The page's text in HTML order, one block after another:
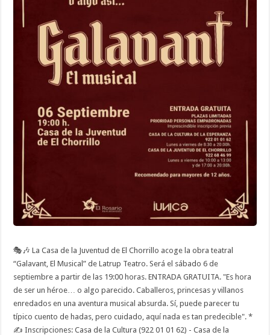
🎭🎶 La Casa de la Juventud de El Chorrillo acoge la obra teatral
“Galavant, El Musical” de Latrup Teatro. Será el sábado 6 de
septiembre a partir de las 19:00 horas. ENTRADA GRATUITA. "Es hora
de ser un héroe… o algo parecido. Caballeros, princesas y villanos
enredados en una aventura musical absurda. Sí, puede parecer tu
típico cuento de hadas, pero cuidado, aquí nada es tan predecible". *
✍️ Inscripciones: Casa de la Cultura (922 01 01 62) - Casa de la